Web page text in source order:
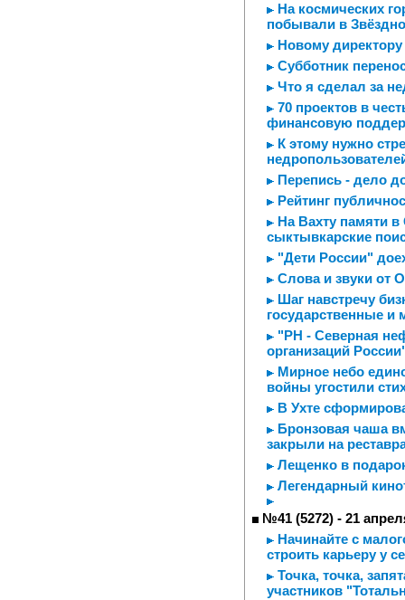
На космических
побывали в
Новому
Субботник
Что я сделал за
70 проектов в
финансовую
К этому нужно
Перепись - дело
Рейтинг
На Вахту памяти
сыктывкарские
"Дети России"
Слова и звуки от
Шаг навстречу
государственные и
"РН - Северная
организаций
Мирное небо
войны угостили
В Ухте
Бронзовая чаша
закрыли на
Лещенко в
Легендарный
№41 (5272) - 21
Начинайте с
строить карьеру у
Точка, точка,
участников